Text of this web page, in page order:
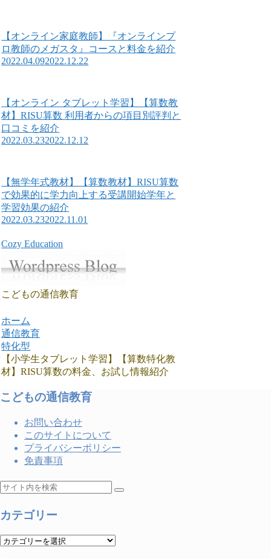
【オンライン家庭教師】『オンラインプ
ロ教師のメガスタ』コースと料金を紹介
2022.04.092022.12.22
【オンライン タブレット学習】【算数教
材】RISU算数 利用者からの項目別評判と
口コミを紹介
2022.03.232022.12.12
【無学年式教材】【算数教材】RISU算数
で効果的に学力向上する受講開始学年と
学習効果の紹介
2022.03.232022.11.01
Cozy Education
こどもの通信教育
ホーム
通信教育
特化型
【小学生タブレット学習】【算数特化教
材】RISU算数の料金、お試し情報紹介
こどもの通信教育
お問い合わせ
このサイトについて
プライバシーポリシー
免責事項
カテゴリー
カ